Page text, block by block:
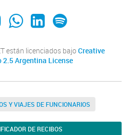
Whats AppLinkedIn
Spotify
están licenciados bajo Creative
2.5 Argentina License
Y VIAJES DE FUNCIONARIOS
DE RECIBOS